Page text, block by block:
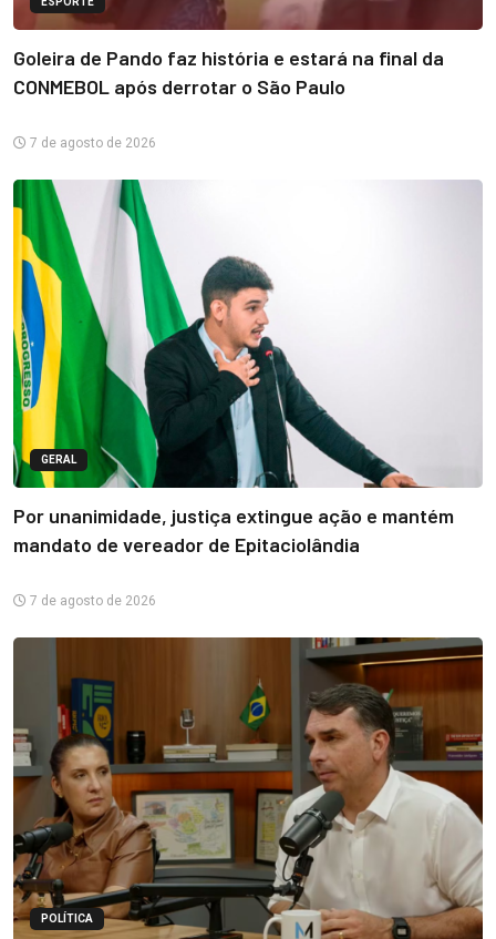
Goleira de Pando faz história e estará na final da
CONMEBOL após derrotar o São Paulo
7 de agosto de 2026
GERAL
Por unanimidade, justiça extingue ação e mantém
mandato de vereador de Epitaciolândia
7 de agosto de 2026
POLÍTICA